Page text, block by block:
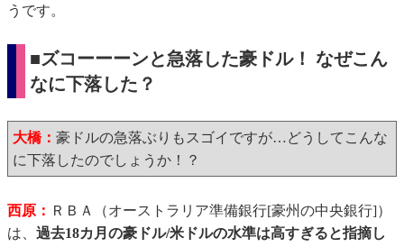
うです。
■ズコーーーンと急落した豪ドル！ なぜこん
なに下落した？
大橋： 豪ドルの急落ぶりもスゴイですが…どうしてこんな
に下落したのでしょうか！？
西原： ＲＢＡ（オーストラリア準備銀行[豪州の中央銀行]）
は、 過去18カ月の豪ドル/米ドルの水準は高すぎると指摘し